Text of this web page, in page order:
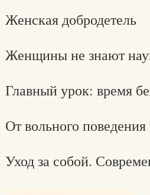
Женская добродетель
Женщины не знают
Главный урок: время
От вольного поведения
Уход за собой.